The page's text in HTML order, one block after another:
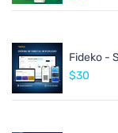
Fideko -
$30